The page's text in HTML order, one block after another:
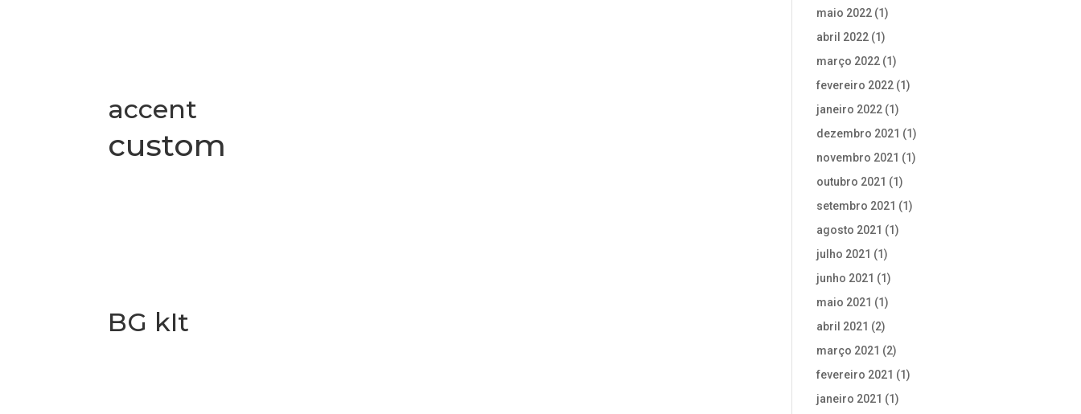
accent
custom
BG kIt
maio 2022 (1)
abril 2022 (1)
março 2022 (1)
fevereiro 2022 (1)
janeiro 2022 (1)
dezembro 2021 (1)
novembro 2021 (1)
outubro 2021 (1)
setembro 2021 (1)
agosto 2021 (1)
julho 2021 (1)
junho 2021 (1)
maio 2021 (1)
abril 2021 (2)
março 2021 (2)
fevereiro 2021 (1)
janeiro 2021 (1)